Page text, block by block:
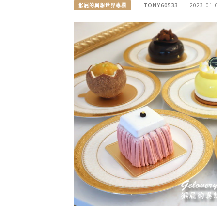
猴屁的異想世界專欄 TONY60533 2023-01-